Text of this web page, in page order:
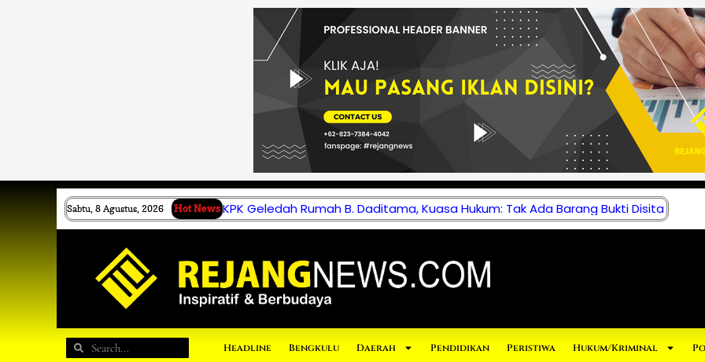
Sabtu, 8 Agustus, 2026 Hot News KPK Geledah Rumah B. Daditama, Kuasa Hukum: Tak Ada Barang Bukti Disita
Search
Search Headline Bengkulu Daerah Pendidikan Peristiwa Hukum/Kriminal